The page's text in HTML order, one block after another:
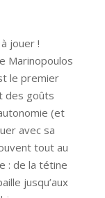
jouer !
Marinopoulos
le premier
des goûts
(et
avec sa
tout au
: de la tétine
jusqu’aux